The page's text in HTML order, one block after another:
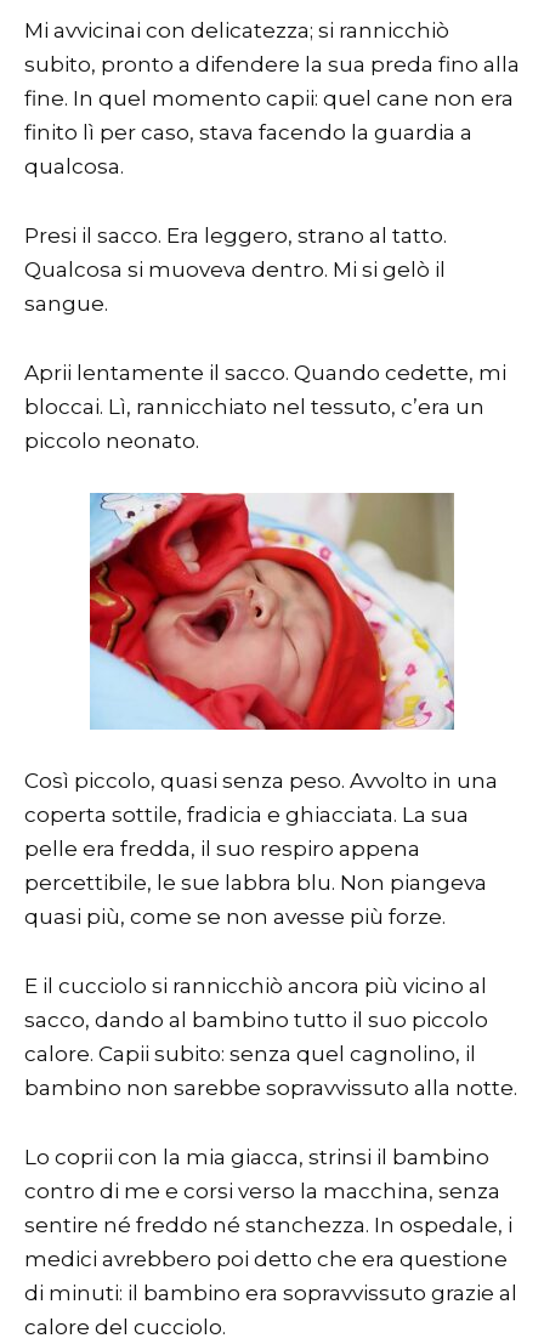
Mi avvicinai con delicatezza; si rannicchiò
subito, pronto a difendere la sua preda fino alla
fine. In quel momento capii: quel cane non era
finito lì per caso, stava facendo la guardia a
qualcosa.
Presi il sacco. Era leggero, strano al tatto.
Qualcosa si muoveva dentro. Mi si gelò il
sangue.
Aprii lentamente il sacco. Quando cedette, mi
bloccai. Lì, rannicchiato nel tessuto, c’era un
piccolo neonato.
Così piccolo, quasi senza peso. Avvolto in una
coperta sottile, fradicia e ghiacciata. La sua
pelle era fredda, il suo respiro appena
percettibile, le sue labbra blu. Non piangeva
quasi più, come se non avesse più forze.
E il cucciolo si rannicchiò ancora più vicino al
sacco, dando al bambino tutto il suo piccolo
calore. Capii subito: senza quel cagnolino, il
bambino non sarebbe sopravvissuto alla notte.
Lo coprii con la mia giacca, strinsi il bambino
contro di me e corsi verso la macchina, senza
sentire né freddo né stanchezza. In ospedale, i
medici avrebbero poi detto che era questione
di minuti: il bambino era sopravvissuto grazie al
calore del cucciolo.